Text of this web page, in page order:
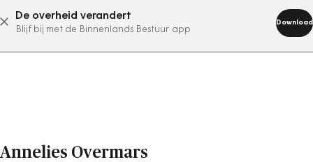
De overheid verandert
Blijf bij met de Binnenlands Bestuur app
Download
abonneer nu
Annelies Overmars